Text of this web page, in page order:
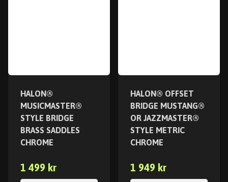
HALON®
MUSICMASTER®
STYLE BRIDGE
BRASS SADDLES
CHROME
1 499 kr
HALON® OFFSET
BRIDGE MUSTANG®
OR JAZZMASTER®
STYLE METRIC
CHROME
1 949 kr